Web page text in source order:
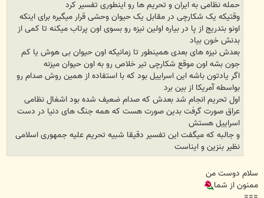
حمله نظامی به ایران و تحریم ها رو اینطوری تفسیر کرد
وقتیکه یک شکارچی در مقابل یک حیوان وحشی قرار میگیره برای اینکه
اونو بتدریج از پا در بیاره اولین نیزه رو بسوی اون پرتاب میکنه تا کمی از
بدنش خون بیاد
بعدش نیزه های بعدی همینطور تا زمانیکه اون حیوان بی هوش یا کم
جون بشه اون موقع شکارچی تیر خلاص رو به اون حیوان میزنه
اگر یادتون باشه این اسراییل بود که با استفاده از همین روش صدام رو
بواسطه آمریکا از بین برد
اول تحریم انجام شد بعدش که صدام ضعیف شده بود اشغال نظامی
عراق صورت گرفت بدین صورت هست که همه جنگ های دنیا در دست
اسراییل هستش
و جالبه که میگفت این تفسیر دقیقا شبیه تحریم علیه جمهوری اسلامی
نظیر بنزین و ایناست
سلام دوست من
ممنون از شما